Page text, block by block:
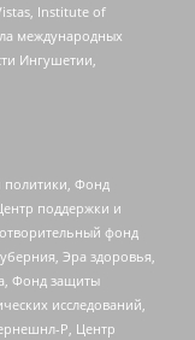
Institute of
международных
Ингушетии,
политики, Фонд
поддержки и
фонд
Эра здоровья,
Фонд защиты
исследований,
Р, Центр